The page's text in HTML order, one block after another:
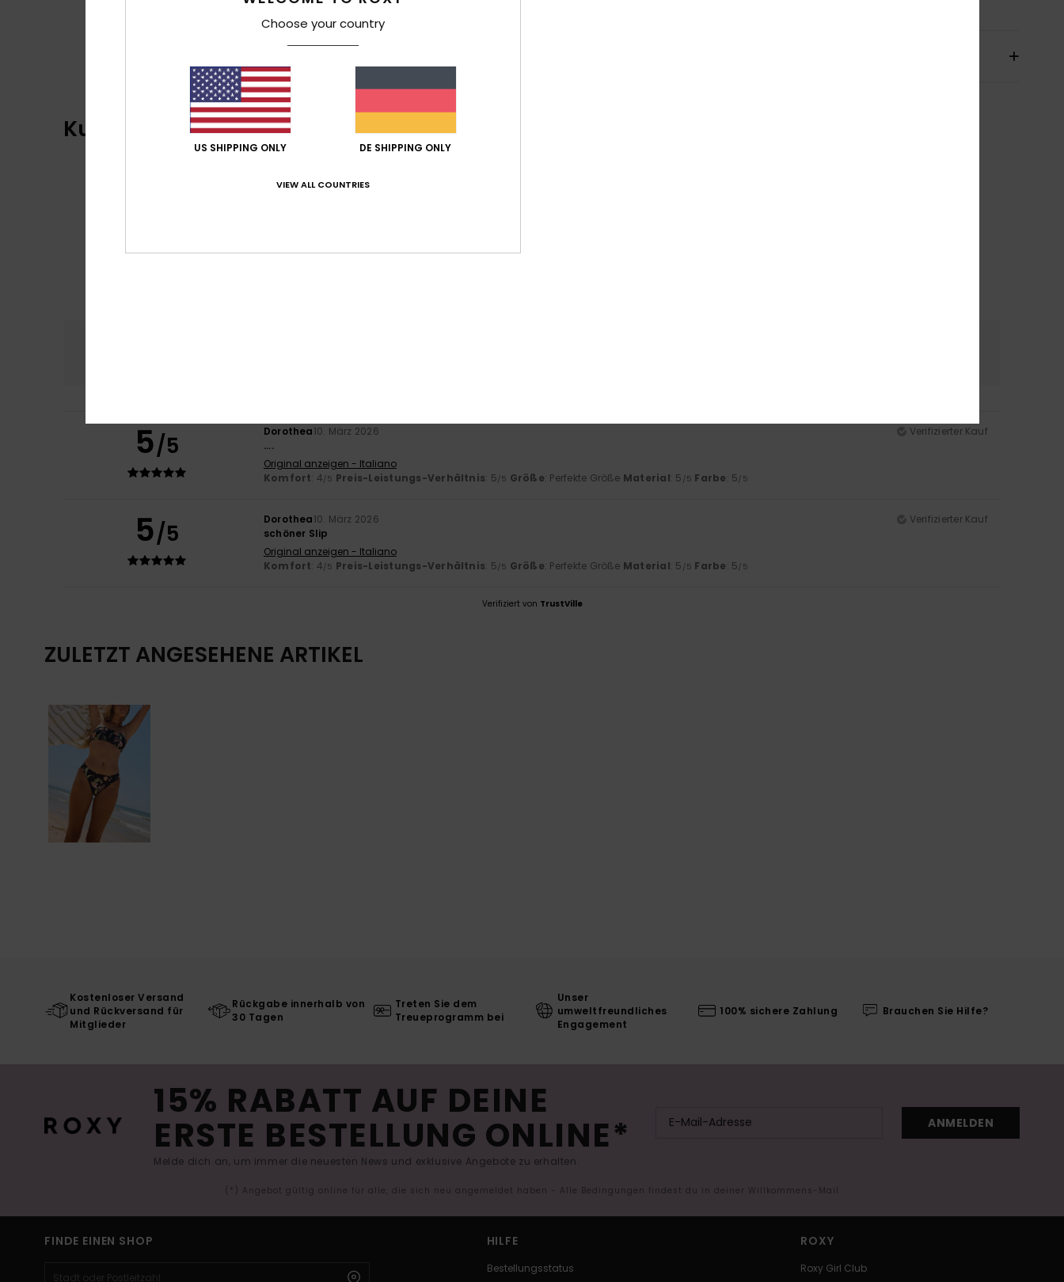
Kundenbewertungen
5/5 Dorothea10. März 2026
Verifizierter Kauf
....
Original anzeigen - Italiano
Komfort: 4/5 Preis-Leistungs-Verhältnis: 5/5 Größe: Perfekte Größe Material: 5 /5 Farbe: 5/5
5/5 Dorothea10. März 2026
Verifizierter Kauf
schöner Slip
Original anzeigen - Italiano
Komfort: 4/5 Preis-Leistungs-Verhältnis: 5/5 Größe: Perfekte Größe Material: 5 /5 Farbe: 5/5
Verifiziert von TrustVille
ZULETZT ANGESEHENE ARTIKEL
Kostenloser Versand
und Rückversand für
Mitglieder
Rückgabe innerhalb von
30 Tagen
Treten Sie dem
Treueprogramm bei
Unser
umweltfreundliches
Engagement
100% sichere Zahlung Brauchen Sie Hilfe?
15% RABATT AUF DEINE
ERSTE BESTELLUNG ONLINE*
Melde dich an, um immer die neuesten News und exklusive Angebote zu erhalten.
ANMELDEN
(*) Angebot gültig online für alle, die sich neu angemeldet haben - Alle Bedingungen findest du in deiner Willkommens-Mail
FINDE EINEN SHOP HILFE
Bestellungsstatus
ROXY
Roxy Girl Club
Choose your country
US SHIPPING ONLY DE SHIPPING ONLY
VIEW ALL COUNTRIES